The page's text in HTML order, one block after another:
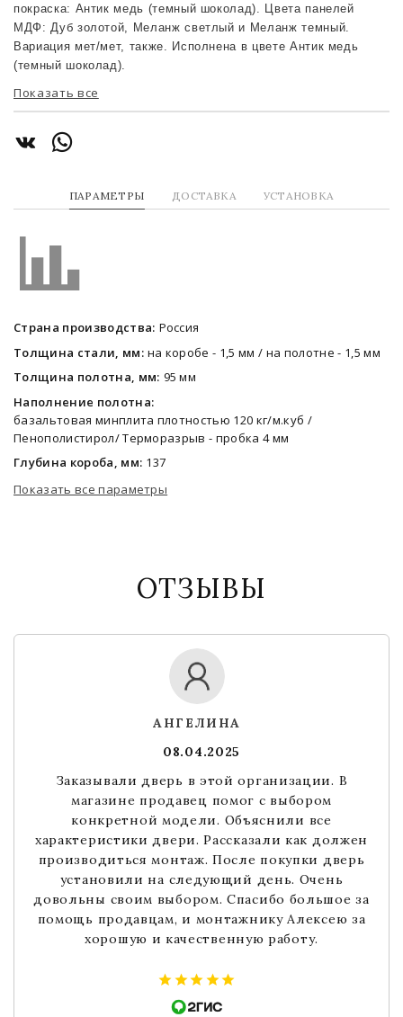
покраска: Антик медь (темный шоколад). Цвета панелей
МДФ: Дуб золотой, Меланж светлый и Меланж темный.
Вариация мет/мет, также. Исполнена в цвете Антик медь
(темный шоколад).
Показать все
ПАРАМЕТРЫ ДОСТАВКА УСТАНОВКА
Страна производства: Россия
Толщина стали, мм: на коробе - 1,5 мм / на полотне - 1,5 мм
Толщина полотна, мм: 95 мм
Наполнение полотна:
базальтовая минплита плотностью 120 кг/м.куб /
Пенополистирол/ Терморазрыв - пробка 4 мм
Глубина короба, мм: 137
Показать все параметры
ОТЗЫВЫ
АНГЕЛИНА
08.04.2025
Заказывали дверь в этой организации. В
магазине продавец помог с выбором
конкретной модели. Объяснили все
характеристики двери. Рассказали как должен
производиться монтаж. После покупки дверь
установили на следующий день. Очень
довольны своим выбором. Спасибо большое за
помощь продавцам, и монтажнику Алексею за
хорошую и качественную работу.